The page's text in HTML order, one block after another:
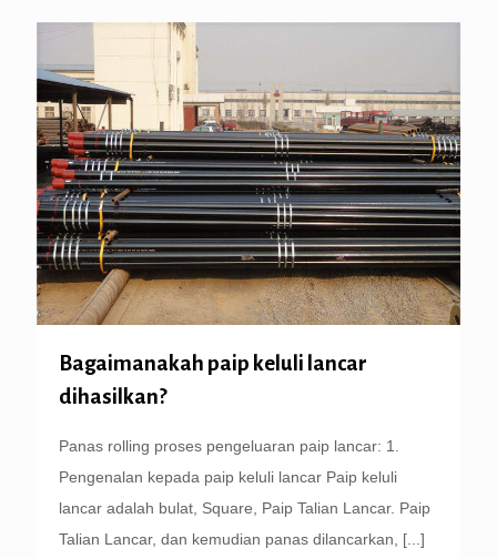
Bagaimanakah paip keluli lancar
dihasilkan?
Panas rolling proses pengeluaran paip lancar: 1.
Pengenalan kepada paip keluli lancar Paip keluli
lancar adalah bulat, Square, Paip Talian Lancar. Paip
Talian Lancar, dan kemudian panas dilancarkan, [...]